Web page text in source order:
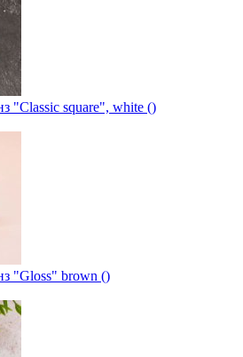
"Classic square", white ()
"Gloss" brown ()